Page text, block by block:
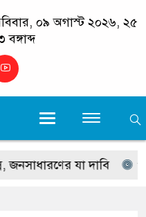
০৯ অগাস্ট ২০২৬, ২৫
যা দাবি ওসিকে